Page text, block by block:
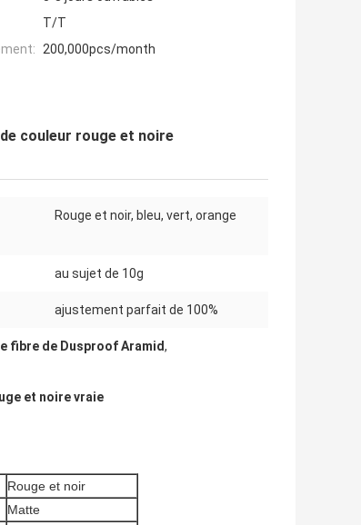
T/T
200,000pcs/month
couleur rouge et noire
Rouge et noir, bleu, vert, orange
au sujet de 10g
ajustement parfait de 100%
fibre de Dusproof Aramid,
et noire vraie
Rouge et noir
Matte